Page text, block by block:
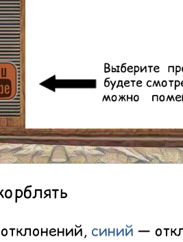
синий —